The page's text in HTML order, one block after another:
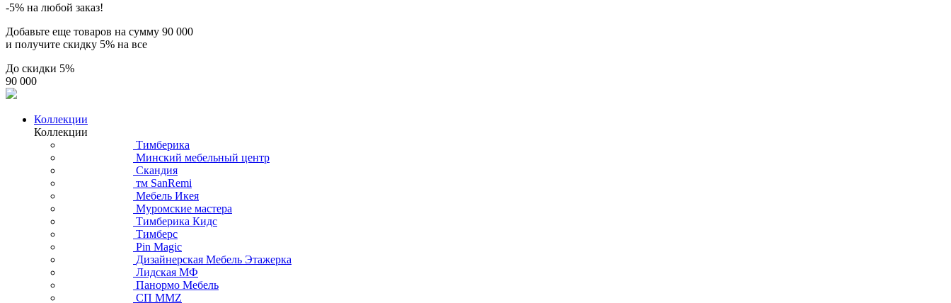
-5% на любой заказ!
Добавьте еще товаров на сумму 90 000
и получите скидку 5% на все
До скидки 5%
90 000
Коллекции
Коллекции
Тимберика
Минский мебельный центр
Скандия
тм SanRemi
Мебель Икея
Муромские мастера
Тимберика Кидс
Тимберс
Pin Magic
Дизайнерская Мебель Этажерка
Лидская МФ
Панормо Мебель
СП ММZ